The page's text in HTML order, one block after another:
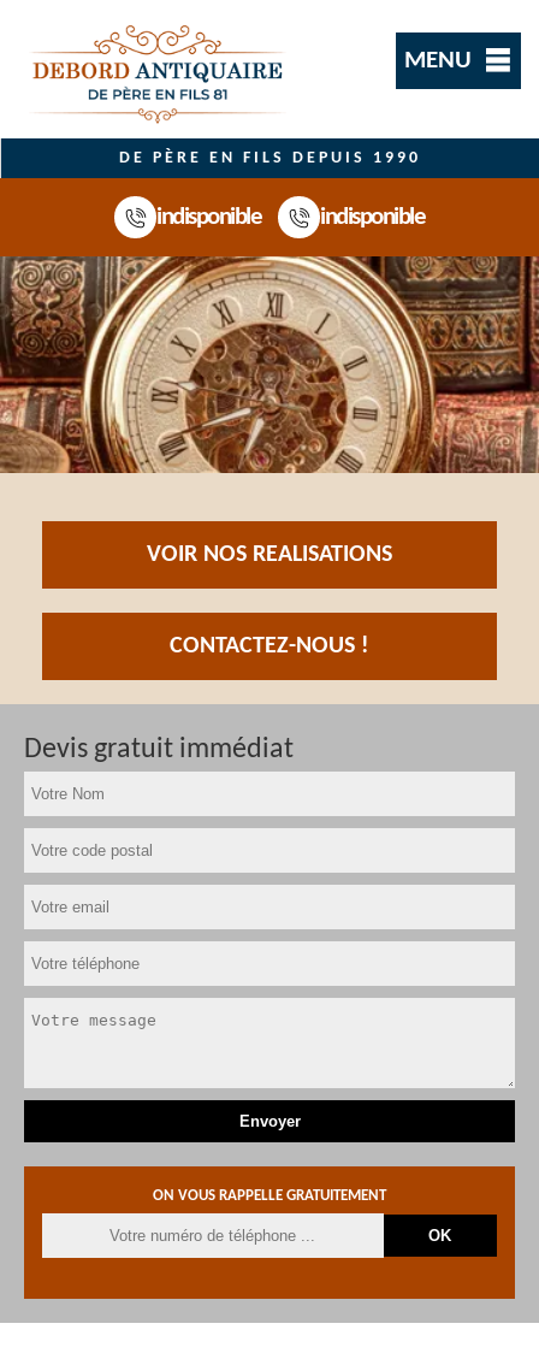
MENU
DE PÈRE EN FILS DEPUIS 1990
indisponible indisponible
VOIR NOS REALISATIONS
CONTACTEZ-NOUS !
Devis gratuit immédiat
ON VOUS RAPPELLE GRATUITEMENT